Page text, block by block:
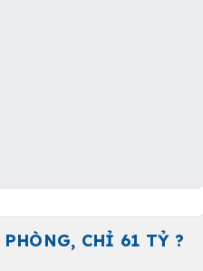
CHỈ 61 TỶ ?